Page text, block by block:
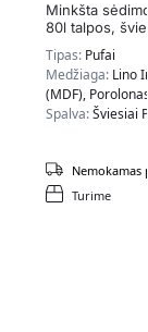
Minkšta
80l talpos,
Tipas: Pufai
Medžiaga: Lino
(MDF),
Spalva:Šviesiai
Turime
Nemokamas